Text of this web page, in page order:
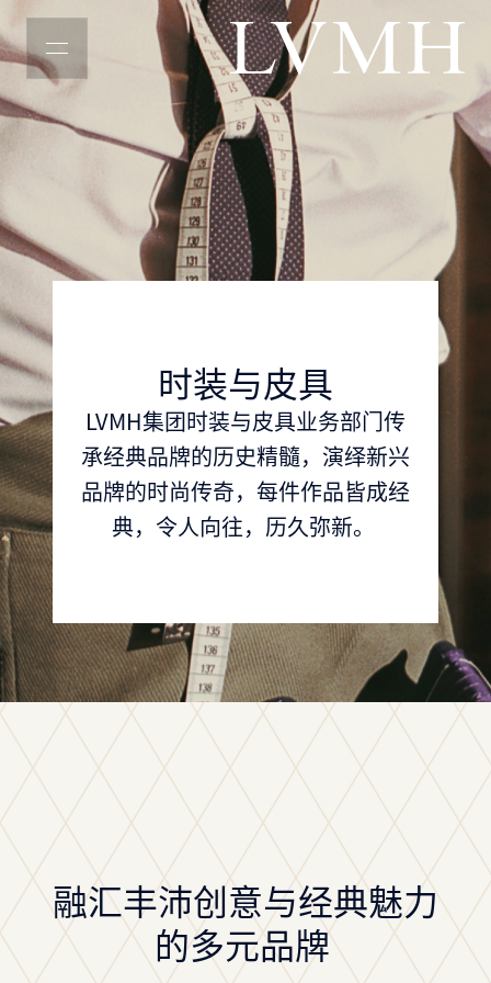
LVMH主页
时装与皮具
LVMH集团时装与皮具业务部门传
承经典品牌的历史精髓，演绎新兴
品牌的时尚传奇，每件作品皆成经
典，令人向往，历久弥新。
融汇丰沛创意与经典魅力
的多元品牌